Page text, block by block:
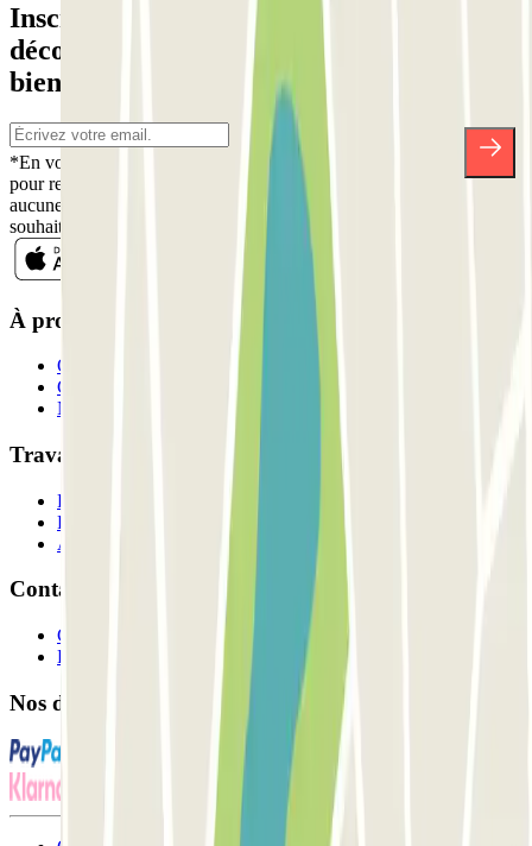
Inscrivez-vous à notre newsletter et
découvrez des réductions, des concours et
bien d'autres surprises.
*En vous inscrivant, vous acceptez notre politique de confidentialité
pour recevoir des communications commerciales de Parclick. Sans
aucune obligation, vous pouvez vous désinscrire quand vous le
souhaitez dans la même newsletter.
À propos de Parclick
Qui sommes-nous ?
Comment ça marche?
Nos parkings
Travaillons ensemble?
Professionnels
Fournisseur de parking
Affiliés
Contact
Contactez-nous
FAQ
Nos différents modes de paiement: